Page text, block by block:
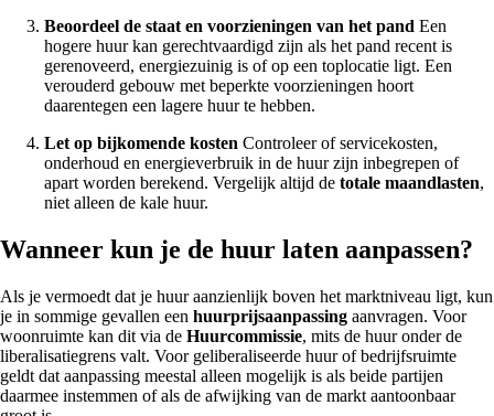
Beoordeel de staat en voorzieningen van het pand Een
hogere huur kan gerechtvaardigd zijn als het pand recent is
gerenoveerd, energiezuinig is of op een toplocatie ligt. Een
verouderd gebouw met beperkte voorzieningen hoort
daarentegen een lagere huur te hebben.
Let op bijkomende kosten Controleer of servicekosten,
onderhoud en energieverbruik in de huur zijn inbegrepen of
apart worden berekend. Vergelijk altijd de totale maandlasten,
niet alleen de kale huur.
Wanneer kun je de huur laten aanpassen?
Als je vermoedt dat je huur aanzienlijk boven het marktniveau ligt, kun
je in sommige gevallen een huurprijsaanpassing aanvragen. Voor
woonruimte kan dit via de Huurcommissie, mits de huur onder de
liberalisatiegrens valt. Voor geliberaliseerde huur of bedrijfsruimte
geldt dat aanpassing meestal alleen mogelijk is als beide partijen
daarmee instemmen of als de afwijking van de markt aantoonbaar